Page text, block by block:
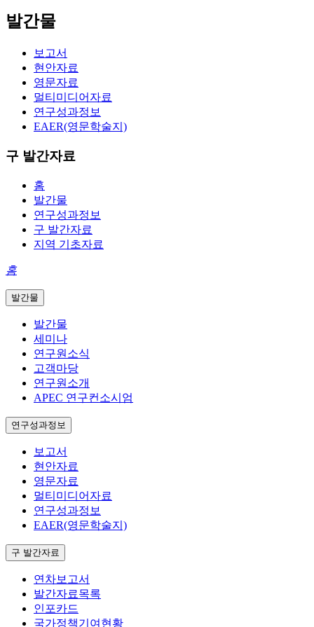
발간물
보고서
현안자료
영문자료
멀티미디어자료
연구성과정보
EAER(영문학술지)
구 발간자료
홈
발간물
연구성과정보
구 발간자료
지역 기초자료
홈
발간물
발간물
세미나
연구원소식
고객마당
연구원소개
APEC 연구컨소시엄
연구성과정보
보고서
현안자료
영문자료
멀티미디어자료
연구성과정보
EAER(영문학술지)
구 발간자료
연차보고서
발간자료목록
인포카드
국가정책기여현황